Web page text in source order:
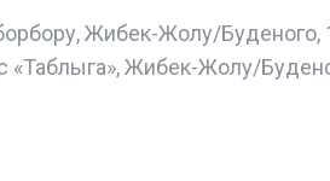
Жибек-Жолу/Буденого,
«Таблыга», Жибек-Жолу/